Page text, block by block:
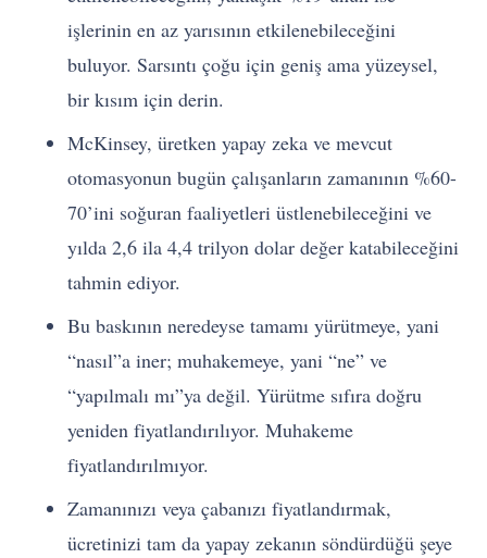
işlerinin en az yarısının etkilenebileceğini
buluyor. Sarsıntı çoğu için geniş ama yüzeysel,
bir kısım için derin.
McKinsey, üretken yapay zeka ve mevcut
otomasyonun bugün çalışanların zamanının %60-
70’ini soğuran faaliyetleri üstlenebileceğini ve
yılda 2,6 ila 4,4 trilyon dolar değer katabileceğini
tahmin ediyor.
Bu baskının neredeyse tamamı yürütmeye, yani
“nasıl”a iner; muhakemeye, yani “ne” ve
“yapılmalı mı”ya değil. Yürütme sıfıra doğru
yeniden fiyatlandırılıyor. Muhakeme
fiyatlandırılmıyor.
Zamanınızı veya çabanızı fiyatlandırmak,
ücretinizi tam da yapay zekanın söndürdüğü şeye